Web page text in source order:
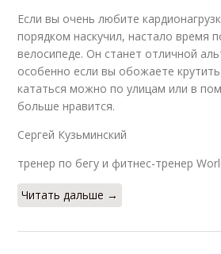
Если вы очень любите
порядком наскучил, настало время
велосипеде. Он станет отличной
особенно если вы обожаете
кататься можно по улицам или в
больше нравится.
Сергей Кузьминский
тренер по бегу и фитнес-тренер
Читать дальше →